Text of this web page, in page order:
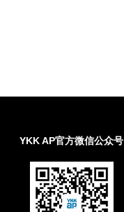
YKK AP官方微信公众号